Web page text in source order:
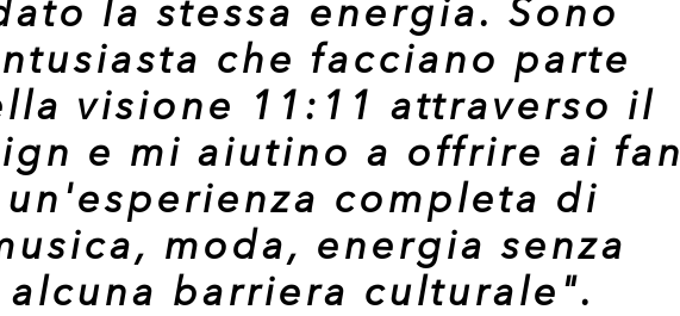
la stessa energia. Sono
che facciano parte
visione 11:11 attraverso il
e mi aiutino a offrire ai fan
un'esperienza completa di
moda, energia senza
alcuna barriera culturale".